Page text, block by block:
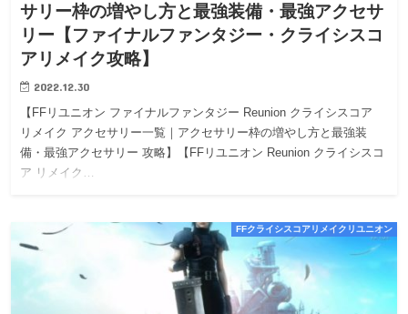
サリー枠の増やし方と最強装備・最強アクセサ
リー【ファイナルファンタジー・クライシスコ
アリメイク攻略】
2022.12.30
【FFリユニオン ファイナルファンタジー Reunion クライシスコア
リメイク アクセサリー一覧｜アクセサリー枠の増やし方と最強装
備・最強アクセサリー 攻略】【FFリユニオン Reunion クライシスコ
ア リメイク…
FFクライシスコアリメイクリユニオン